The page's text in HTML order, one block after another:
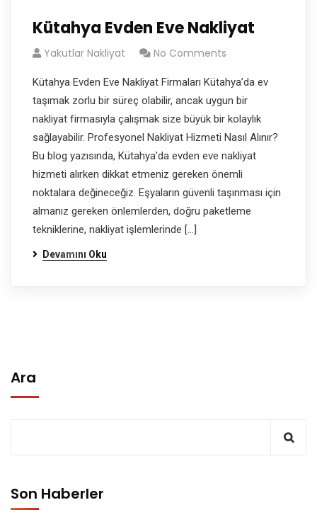
Kütahya Evden Eve Nakliyat
Yakutlar Nakliyat No Comments
Kütahya Evden Eve Nakliyat Firmaları Kütahya’da ev
taşımak zorlu bir süreç olabilir, ancak uygun bir
nakliyat firmasıyla çalışmak size büyük bir kolaylık
sağlayabilir. Profesyonel Nakliyat Hizmeti Nasıl Alınır?
Bu blog yazısında, Kütahya’da evden eve nakliyat
hizmeti alırken dikkat etmeniz gereken önemli
noktalara değineceğiz. Eşyaların güvenli taşınması için
almanız gereken önlemlerden, doğru paketleme
tekniklerine, nakliyat işlemlerinde […]
Devamını Oku
Ara
Son Haberler